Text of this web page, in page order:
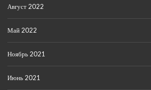
Август 2022
Май 2022
Ноябрь 2021
Июнь 2021